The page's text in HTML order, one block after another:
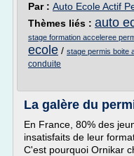
Par : Auto Ecole Actif
Thèmes liés : auto
stage formation acceleree
ecole / stage permis boite
conduite
La galère du
En France, 80% des
insatisfaits de leur
C'est pourquoi Ornikar